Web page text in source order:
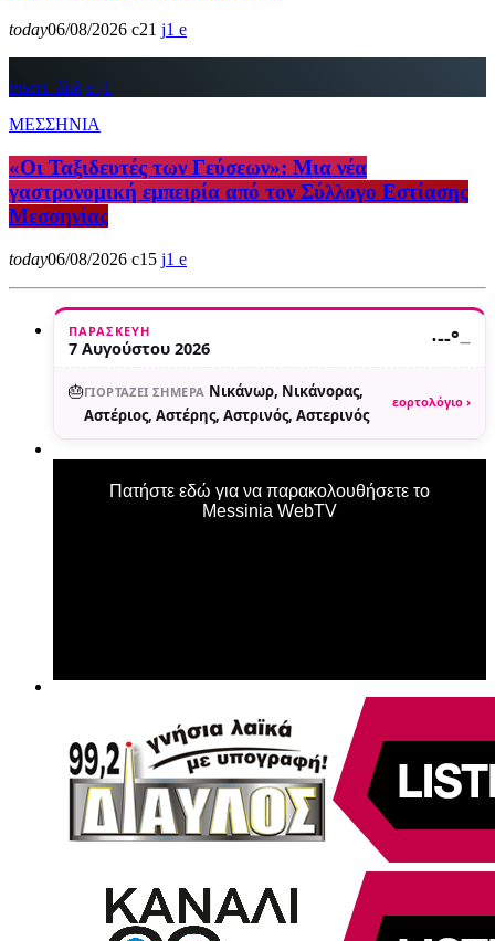
today06/08/2026 21 1
insert_link
1
ΜΕΣΣΗΝΙΑ
«Οι Ταξιδευτές των Γεύσεων»: Μια νέα
γαστρονομική εμπειρία από τον Σύλλογο Εστίασης
Μεσσηνίας
today06/08/2026 15 1
ΠΑΡΑΣΚΕΥΉ
7 Αυγούστου 2026 ·--°—
🎂ΓΙΟΡΤΆΖΕΙ ΣΉΜΕΡΑ Νικάνωρ, Νικάνορας,
Αστέριος, Αστέρης, Αστρινός, Αστερινός
εορτολόγιο ›
Πατήστε εδώ για να παρακολουθήσετε το
Messinia WebTV